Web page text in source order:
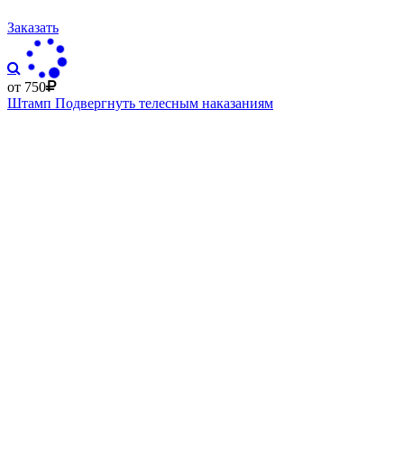
Заказать
от 750
Штамп Подвергнуть телесным наказаниям